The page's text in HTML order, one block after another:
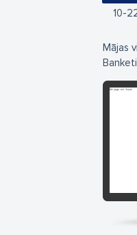
10
Mājas